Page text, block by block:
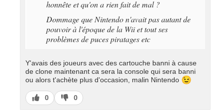
honnête et qu'on a rien fait de mal ?
Dommage que Nintendo n'avait pas autant de
pouvoir à l'époque de la Wii et tout ses
problèmes de puces piratages etc
Y'avais des joueurs avec des cartouche banni à cause
de clone maintenant ca sera la console qui sera banni
ou alors t'achète plus d'occasion, malin Nintendo 😉
J’aime
0
J’aime
pas
0